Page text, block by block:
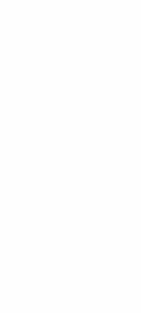
судов общей